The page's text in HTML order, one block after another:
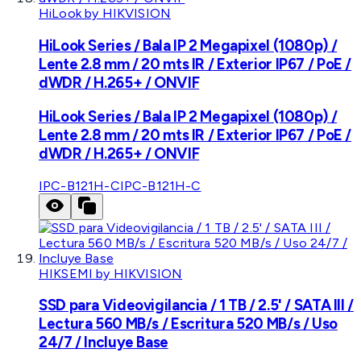
HiLook by HIKVISION
HiLook Series / Bala IP 2 Megapixel (1080p) /
Lente 2.8 mm / 20 mts IR / Exterior IP67 / PoE /
dWDR / H.265+ / ONVIF
HiLook Series / Bala IP 2 Megapixel (1080p) /
Lente 2.8 mm / 20 mts IR / Exterior IP67 / PoE /
dWDR / H.265+ / ONVIF
IPC-B121H-CIPC-B121H-C
HIKSEMI by HIKVISION
SSD para Videovigilancia / 1 TB / 2.5' / SATA III /
Lectura 560 MB/s / Escritura 520 MB/s / Uso
24/7 / Incluye Base